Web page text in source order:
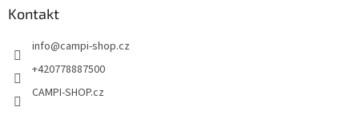
Kontakt
info@campi-shop.cz
+420778887500
CAMPI-SHOP.cz